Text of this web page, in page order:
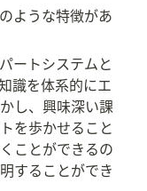
ような特徴があ
ートシステムと
識を体系的にエ
し、興味深い課
を歩かせること
ことができるの
することができ